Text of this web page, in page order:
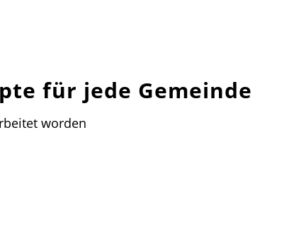
für jede Gemeinde
worden